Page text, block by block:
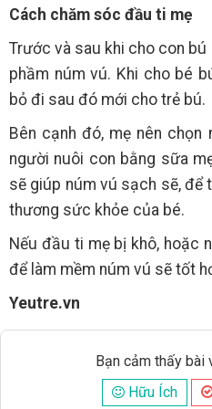
Cách chăm sóc đầu ti mẹ
Trước và sau khi cho con bú
phầm núm vú. Khi cho bé
bỏ đi sau đó mới cho trẻ bú.
Bên cạnh đó, mẹ nên
người nuôi con bằng sữa
sẽ giúp núm vú sạch sẽ, để
thương sức khỏe của bé.
Nếu đầu ti mẹ bị khô, hoặc
để làm mềm núm vú sẽ tốt
Yeutre.vn
Bạn cảm thấy bài
Hữu Ích